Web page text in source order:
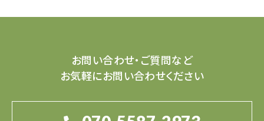
お問い合わせ・ご質問など
お気軽にお問い合わせください